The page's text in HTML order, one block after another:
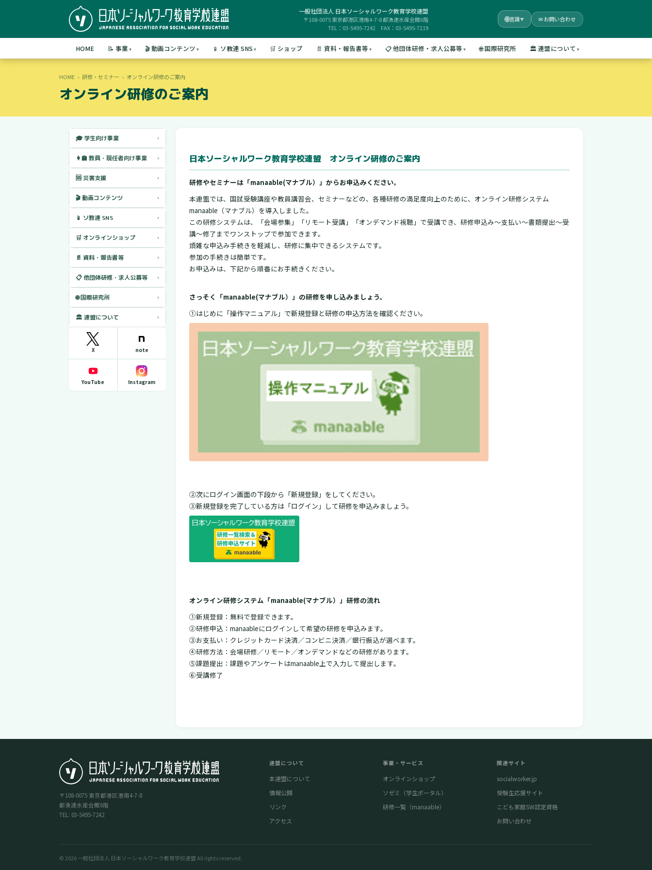
一般社団法人 日本ソーシャルワーク教育学校連盟
〒108-0075 東京都港区港南4-7-8 都漁連水産会館6階
TEL：03-5495-7242 FAX：03-5495-7219
🌐言語▼ ✉ お問い合わせ
HOME 📝 事業 🎬 動画コンテンツ 📱 ソ教連 SNS 🛒 ショップ 📄 資料・報告書等 📋 他団体研修・求人公募等 🌐 国際研究所 🏛️ 連盟について
HOME › 研修・セミナー › オンライン研修のご案内
オンライン研修のご案内
🎓 学生向け事業 ›
👩‍🏫 教員・現任者向け事業 ›
🆘 災害支援 ›
🎬 動画コンテンツ ›
📱 ソ教連 SNS ›
🛒 オンラインショップ ›
📄 資料・報告書等 ›
📋 他団体研修・求人公募等 ›
🌐 国際研究所 ›
🏛️ 連盟について ›
X note
YouTube Instagram
日本ソーシャルワーク教育学校連盟 オンライン研修のご案内
研修やセミナーは「manaable(マナブル）」からお申込みください。
本連盟では、国試受験講座や教員講習会、セミナーなどの、各種研修の満足度向上のために、オンライン研修システム
manaable（マナブル）を導入しました。
この研修システムは、「会場参集」「リモート受講」「オンデマンド視聴」で受講でき、研修申込み～支払い～書類提出～受
講～修了までワンストップで参加できます。
煩雑な申込み手続きを軽減し、研修に集中できるシステムです。
参加の手続きは簡単です。
お申込みは、下記から順番にお手続きください。
さっそく「manaable(マナブル）」の研修を申し込みましょう。
①はじめに「操作マニュアル」で新規登録と研修の申込方法を確認ください。
②次にログイン画面の下段から「新規登録」をしてください。
③新規登録を完了している方は「ログイン」して研修を申込みましょう。
オンライン研修システム「manaable(マナブル）」研修の流れ
①新規登録：無料で登録できます。
②研修申込：manaableにログインして希望の研修を申込みます。
③お支払い：クレジットカード決済／コンビニ決済／銀行振込が選べます。
④研修方法：会場研修／リモート／オンデマンドなどの研修があります。
⑤課題提出：課題やアンケートはmanaable上で入力して提出します。
⑥受講修了
〒108-0075 東京都港区港南4-7-8
都漁連水産会館6階
TEL: 03-5495-7242
連盟について
本連盟について
情報公開
リンク
アクセス
事業・サービス
オンラインショップ
ソゼミ（学生ポータル）
研修一覧（manaable）
関連サイト
socialworker.jp
受験生応援サイト
こども家庭SW認定資格
お問い合わせ
© 2026 一般社団法人 日本ソーシャルワーク教育学校連盟 All rights reserved.